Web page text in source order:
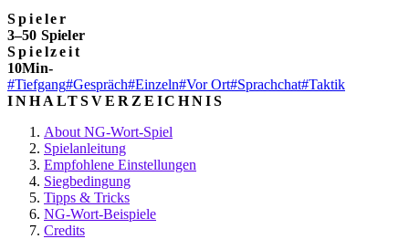
Spieler
3–50 Spieler
Spielzeit
10Min-
#Tiefgang#Gespräch#Einzeln#Vor Ort#Sprachchat#Taktik
INHALTSVERZEICHNIS
About NG-Wort-Spiel
Spielanleitung
Empfohlene Einstellungen
Siegbedingung
Tipps & Tricks
NG-Wort-Beispiele
Credits